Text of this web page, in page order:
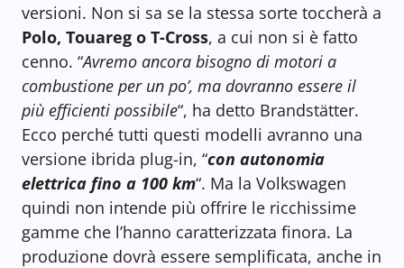
versioni. Non si sa se la stessa sorte toccherà a
Polo, Touareg o T-Cross, a cui non si è fatto
cenno. “Avremo ancora bisogno di motori a
combustione per un po’, ma dovranno essere il
più efficienti possibile“, ha detto Brandstätter.
Ecco perché tutti questi modelli avranno una
versione ibrida plug-in, “con autonomia
elettrica fino a 100 km“. Ma la Volkswagen
quindi non intende più offrire le ricchissime
gamme che l’hanno caratterizzata finora. La
produzione dovrà essere semplificata, anche in